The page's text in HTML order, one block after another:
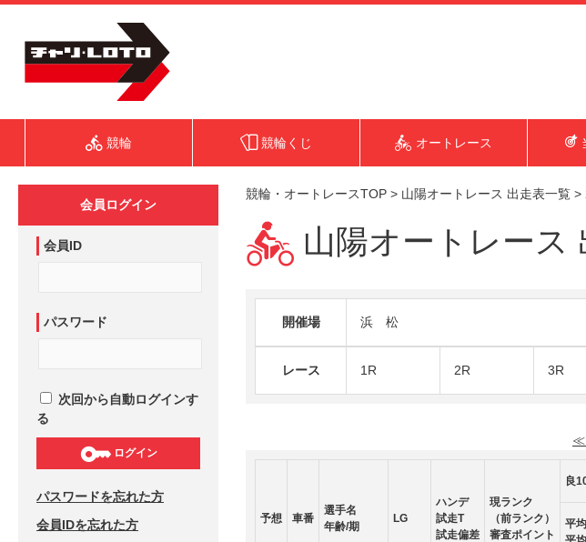
競輪 競輪くじ オートレース
会員ログイン
会員ID
パスワード
次回から自動ログインす
る
ログイン
パスワードを忘れた方
会員IDを忘れた方
競輪・オートレースTOP > 山陽オートレース 出走表一覧 >
山陽オートレース
開催場 浜 松
レース 1R 2R 3R
≪
予想 車番
選手名
年齢/期
LG
ハンデ
試走T
試走偏差
現ランク
（前ランク）
審査ポイント
良
平